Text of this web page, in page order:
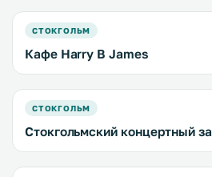
СТОКГОЛЬМ
Кафе Harry B James
СТОКГОЛЬМ
Стокгольмский концертный